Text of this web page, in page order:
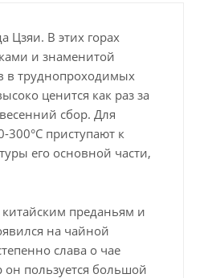
Цзяи. В этих горах
и знаменитой
в труднопроходимых
ценится как раз за
сбор. Для
300°С приступают к
его основной части,
преданьям и
на чайной
слава о чае
пользуется большой